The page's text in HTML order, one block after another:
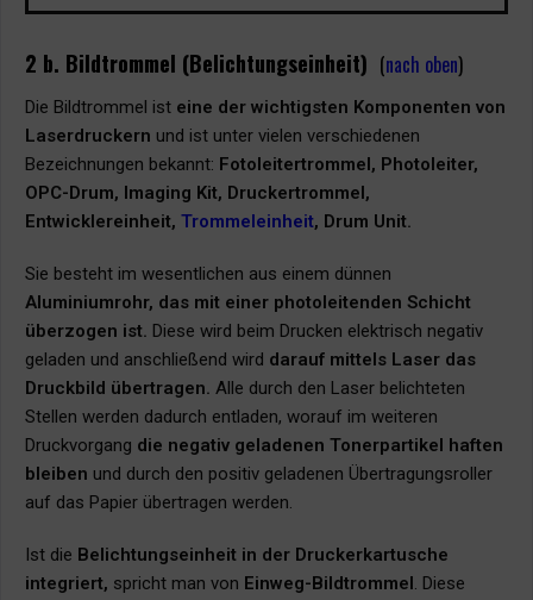
2 b. Bildtrommel (Belichtungseinheit) (nach oben)
Die Bildtrommel ist eine der wichtigsten Komponenten von
Laserdruckern und ist unter vielen verschiedenen
Bezeichnungen bekannt: Fotoleitertrommel, Photoleiter,
OPC-Drum, Imaging Kit, Druckertrommel,
Entwicklereinheit, Trommeleinheit, Drum Unit.
Sie besteht im wesentlichen aus einem dünnen
Aluminiumrohr, das mit einer photoleitenden Schicht
überzogen ist. Diese wird beim Drucken elektrisch negativ
geladen und anschließend wird darauf mittels Laser das
Druckbild übertragen. Alle durch den Laser belichteten
Stellen werden dadurch entladen, worauf im weiteren
Druckvorgang die negativ geladenen Tonerpartikel haften
bleiben und durch den positiv geladenen Übertragungsroller
auf das Papier übertragen werden.
Ist die Belichtungseinheit in der Druckerkartusche
integriert, spricht man von Einweg-Bildtrommel. Diese